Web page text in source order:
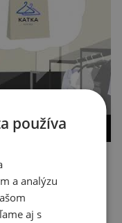
používa
a analýzu
aj s